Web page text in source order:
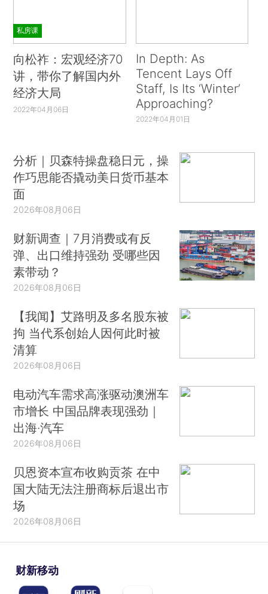
私房课
向松祚：宏观经济70
讲，带你了解国内外
经济大局
2022年04月06日
In Depth: As
Tencent Lays Off
Staff, Is Its ‘Winter’
Approaching?
2022年04月01日
分析｜贝森特操盘稳日元，操
作巧思能否撬动美日货币基本
面
2026年08月06日
财新调查｜7月消费或有反
弹、出口维持强劲 受哪些因
素带动？
2026年08月06日
【我闻】艾路明及多名股东被
拘 当代系创始人因何此时被
清算
2026年08月06日
电动汽车需求高涨驱动澳洲车
市增长 中国品牌表现强劲｜
出海·汽车
2026年08月06日
贝恩资本宣布收购贡茶 在中
国大陆无法注册商标后退出市
场
2026年08月06日
财新移动